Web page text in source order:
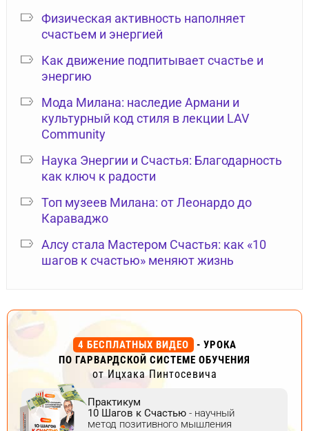
Физическая активность наполняет
счастьем и энергией
Как движение подпитывает счастье и
энергию
Мода Милана: наследие Армани и
культурный код стиля в лекции LAV
Community
Наука Энергии и Счастья: Благодарность
как ключ к радости
Топ музеев Милана: от Леонардо до
Караваджо
Алсу стала Мастером Счастья: как «10
шагов к счастью» меняют жизнь
4 БЕСПЛАТНЫХ ВИДЕО
- УРОКА
ПО ГАРВАРДСКОЙ СИСТЕМЕ ОБУЧЕНИЯ
от Ицхака Пинтосевича
Практикум
10 Шагов к Счастью - научный
метод позитивного мышления